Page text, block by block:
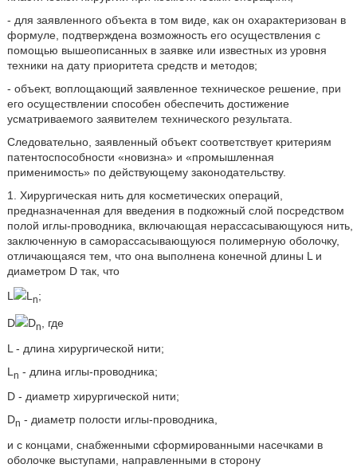
- для заявленного объекта в том виде, как он охарактеризован в
формуле, подтверждена возможность его осуществления с
помощью вышеописанных в заявке или известных из уровня
техники на дату приоритета средств и методов;
- объект, воплощающий заявленное техническое решение, при
его осуществлении способен обеспечить достижение
усматриваемого заявителем технического результата.
Следовательно, заявленный объект соответствует критериям
патентоспособности «новизна» и «промышленная
применимость» по действующему законодательству.
1. Хирургическая нить для косметических операций,
предназначенная для введения в подкожный слой посредством
полой иглы-проводника, включающая нерассасывающуюся нить,
заключенную в саморассасывающуюся полимерную оболочку,
отличающаяся тем, что она выполнена конечной длины L и
диаметром D так, что
L
L n;
D Dn
, гдe
L - длина хирургической нити;
L n - длина иглы-проводника;
D - диаметр хирургической нити;
Dn - диаметр полости иглы-проводника,
и с концами, снабженными сформированными насечками в
оболочке выступами, направленными в сторону